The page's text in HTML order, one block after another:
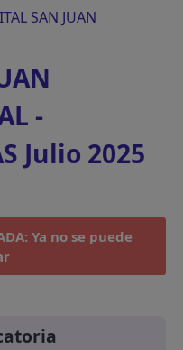
SAN JUAN
-
Julio 2025
Ya no se puede